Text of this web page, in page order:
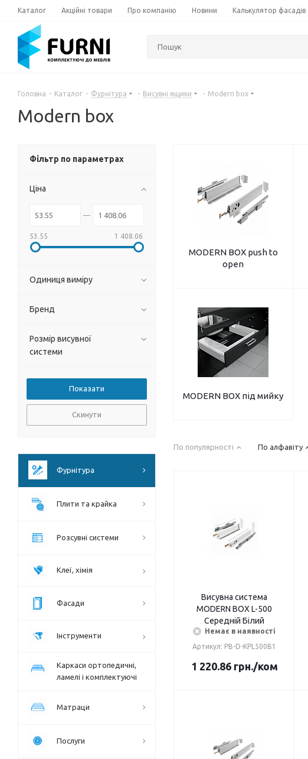
Каталог Акційні товари Про компанію Новини Калькулятор фасадів
Головна - Каталог - Фурнітура - Висувні ящики - Modern box
Modern box
MODERN BOX push to
open
MODERN BOX під мийку
По популярності По алфавіту
Висувна система
MODERN BOX L-500
Середній Бiлий
Немає в наявності
Артикул: PB-D-KPL500B1
1 220.86грн./ком
Фільтр по параметрах
Ціна
53.55 1 408.06
Одиниця виміру
Бренд
Розмір висувної
системи
Скинути
Фурнітура
Плити та крайка
Розсувні системи
Клеї, хімія
Фасади
Інструменти
Каркаси ортопедичні,
ламелі і комплектуючі
Матраци
Послуги